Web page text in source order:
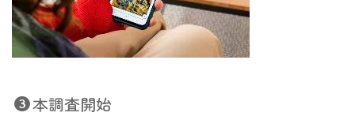
本調査開始